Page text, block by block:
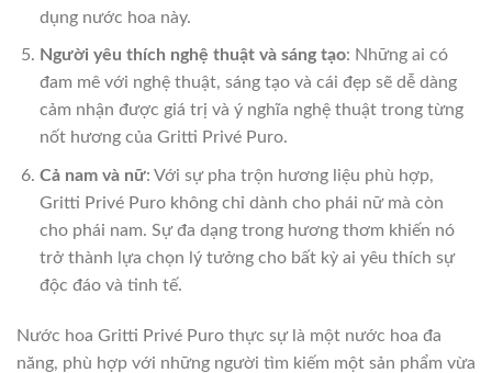
dụng nước hoa này.
Người yêu thích nghệ thuật và sáng tạo: Những ai có
đam mê với nghệ thuật, sáng tạo và cái đẹp sẽ dễ dàng
cảm nhận được giá trị và ý nghĩa nghệ thuật trong từng
nốt hương của Gritti Privé Puro.
Cả nam và nữ: Với sự pha trộn hương liệu phù hợp,
Gritti Privé Puro không chỉ dành cho phái nữ mà còn
cho phái nam. Sự đa dạng trong hương thơm khiến nó
trở thành lựa chọn lý tưởng cho bất kỳ ai yêu thích sự
độc đáo và tinh tế.
Nước hoa Gritti Privé Puro thực sự là một nước hoa đa
năng, phù hợp với những người tìm kiếm một sản phẩm vừa